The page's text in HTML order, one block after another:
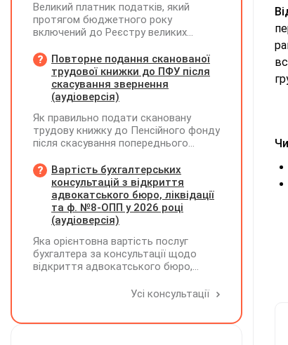
Великий платник податків, який
протягом бюджетного року
включений до Реєстру великих
місцем попереднього обліку, а
Податковий розрахунок подає за
новим (основним) місцем обліку
Повторне подання сканованої
трудової книжки до ПФУ після
скасування звернення
(аудіоверсія)
Як правильно подати скановану
трудову книжку до Пенсійного фонду
після скасування попереднього
на титульній сторінці — надсилати
лише виправлену сторінку чи всю
трудову книжку заново?
Вартість бухгалтерських
консультацій з відкриття
адвокатського бюро, ліквідації
та ф. №8-ОПП у 2026 році
(аудіоверсія)
Яка орієнтовна вартість послуг
бухгалтера за консультації щодо
відкриття адвокатського бюро,
діяльності та подання звіту за
Усі консультації